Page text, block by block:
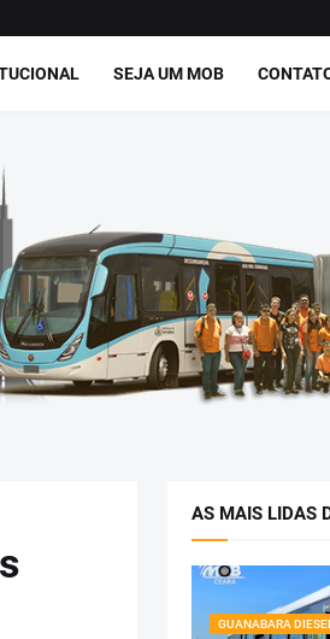
SEJA UM MOB
AS MAIS LIDAS
GUANABARA DIESEL